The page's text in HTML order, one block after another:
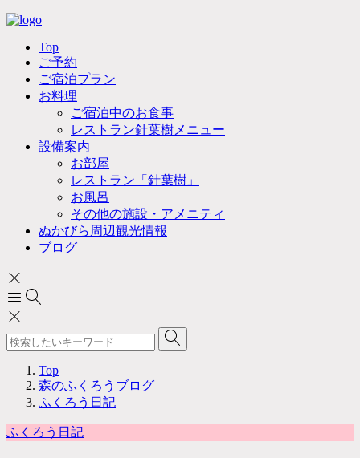
Top
ご予約
ご宿泊プラン
お料理
ご宿泊中のお食事
レストラン針葉樹メニュー
設備案内
お部屋
レストラン「針葉樹」
お風呂
その他の施設・アメニティ
ぬかびら周辺観光情報
ブログ
Top
森のふくろうブログ
ふくろう日記
ふくろう日記